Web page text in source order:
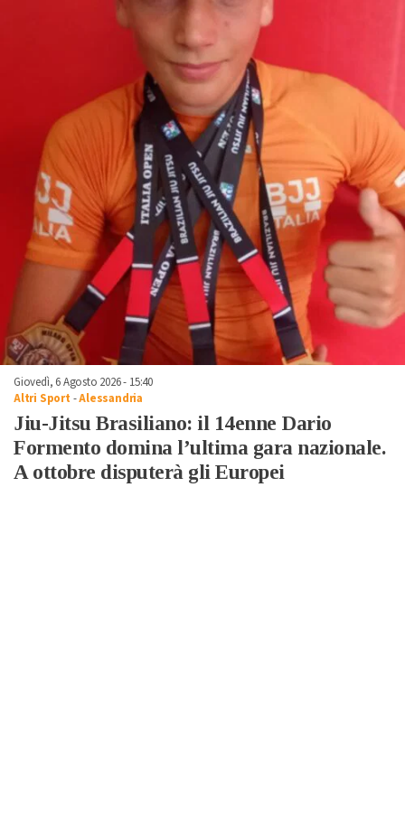
Giovedì, 6 Agosto 2026 - 15:40
Altri Sport -Alessandria
Jiu-Jitsu Brasiliano: il 14enne Dario
Formento domina l’ultima gara nazionale.
A ottobre disputerà gli Europei